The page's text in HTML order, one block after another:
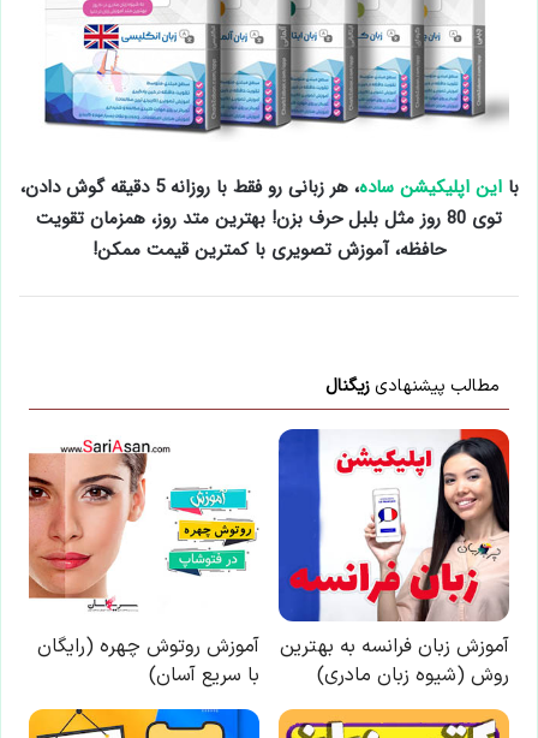
بااین اپلیکیشن ساده
، هر زبانی رو فقط با روزانه 5 دقیقه گوش دادن،
توی 80 روز مثل بلبل حرف بزن! بهترین متد روز، همزمان تقویت
حافظه، آموزش تصویری با کمترین قیمت ممکن!